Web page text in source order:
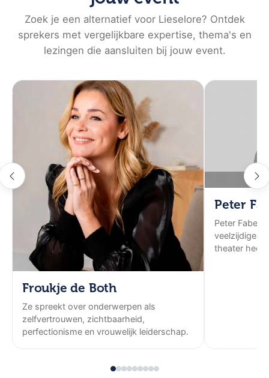
Zoek je een alternatief voor Lieselore? Ontdek
sprekers met vergelijkbare expertise, thema's en
lezingen die aansluiten bij jouw event.
Froukje de Both
Ze spreekt over onderwerpen als
zelfvertrouwen, zichtbaarheid,
perfectionisme en vrouwelijk leiderschap.
Peter
Peter Faber
veelzijdige
theater heeft